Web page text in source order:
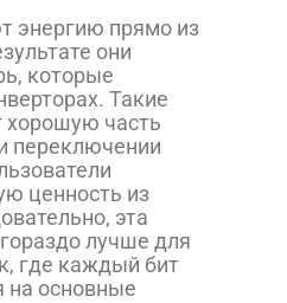
энергию прямо из
они
которые
Такие
хорошую часть
переключении
ценность из
эта
лучше для
где каждый бит
на основные